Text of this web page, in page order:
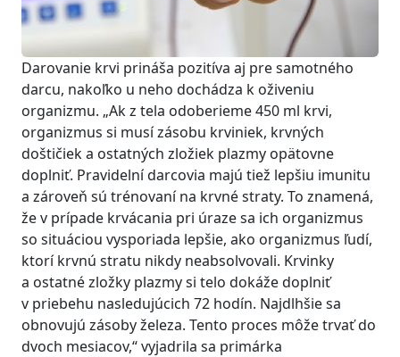
Darovanie krvi prináša pozitíva aj pre samotného
darcu, nakoľko u neho dochádza k oživeniu
organizmu. „Ak z tela odoberieme 450 ml krvi,
organizmus si musí zásobu krviniek, krvných
doštičiek a ostatných zložiek plazmy opätovne
doplniť. Pravidelní darcovia majú tiež lepšiu imunitu
a zároveň sú trénovaní na krvné straty. To znamená,
že v prípade krvácania pri úraze sa ich organizmus
so situáciou vysporiada lepšie, ako organizmus ľudí,
ktorí krvnú stratu nikdy neabsolvovali. Krvinky
a ostatné zložky plazmy si telo dokáže doplniť
v priebehu nasledujúcich 72 hodín. Najdlhšie sa
obnovujú zásoby železa. Tento proces môže trvať do
dvoch mesiacov,“ vyjadrila sa primárka